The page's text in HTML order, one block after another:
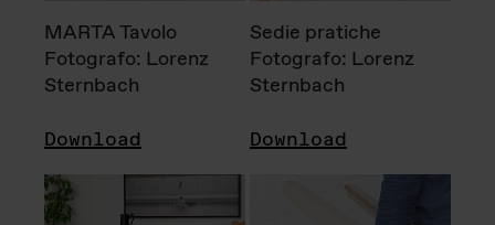
MARTA Tavolo
Fotografo: Lorenz
Sternbach
Download
Sedie pratiche
Fotografo: Lorenz
Sternbach
Download